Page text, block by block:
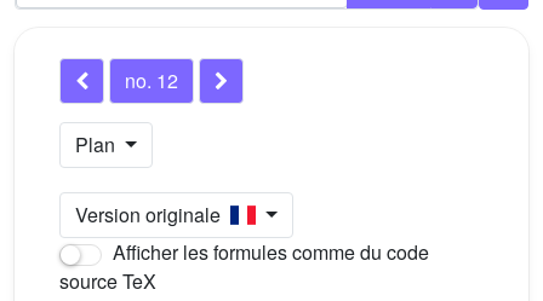
no. 12
Plan
Version originale
Afficher les formules comme du code
source TeX